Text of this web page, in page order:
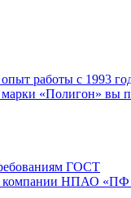
работы с 1993
«Полигон» вы
ГОСТ
компании НПАО «ПФ